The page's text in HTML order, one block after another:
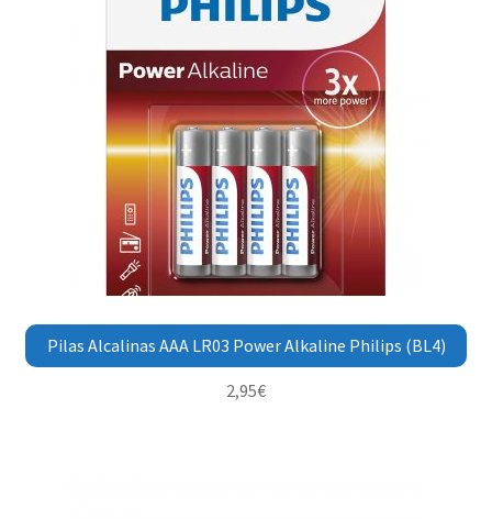
Pilas Alcalinas AAA LR03 Power Alkaline Philips (BL4)
2,95€